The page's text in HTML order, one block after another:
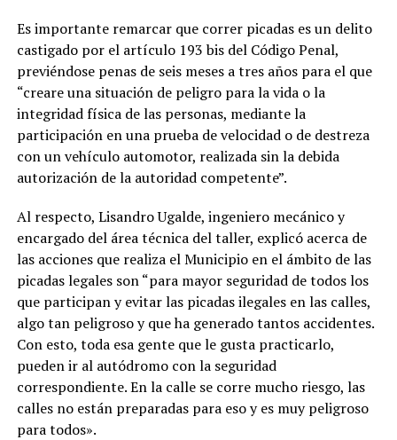
Es importante remarcar que correr picadas es un delito
castigado por el artículo 193 bis del Código Penal,
previéndose penas de seis meses a tres años para el que
“creare una situación de peligro para la vida o la
integridad física de las personas, mediante la
participación en una prueba de velocidad o de destreza
con un vehículo automotor, realizada sin la debida
autorización de la autoridad competente”.
Al respecto, Lisandro Ugalde, ingeniero mecánico y
encargado del área técnica del taller, explicó acerca de
las acciones que realiza el Municipio en el ámbito de las
picadas legales son “para mayor seguridad de todos los
que participan y evitar las picadas ilegales en las calles,
algo tan peligroso y que ha generado tantos accidentes.
Con esto, toda esa gente que le gusta practicarlo,
pueden ir al autódromo con la seguridad
correspondiente. En la calle se corre mucho riesgo, las
calles no están preparadas para eso y es muy peligroso
para todos».